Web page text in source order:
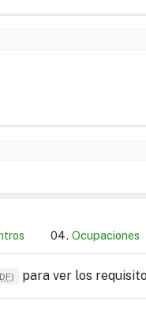
Ocupaciones
) para ver los